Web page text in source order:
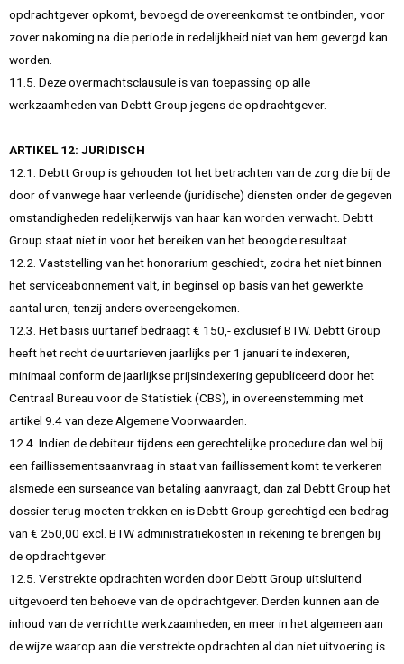
opdrachtgever opkomt, bevoegd de overeenkomst te ontbinden, voor
zover nakoming na die periode in redelijkheid niet van hem gevergd kan
worden.
11.5. Deze overmachtsclausule is van toepassing op alle
werkzaamheden van Debtt Group jegens de opdrachtgever.
ARTIKEL 12: JURIDISCH
12.1. Debtt Group is gehouden tot het betrachten van de zorg die bij de
door of vanwege haar verleende (juridische) diensten onder de gegeven
omstandigheden redelijkerwijs van haar kan worden verwacht. Debtt
Group staat niet in voor het bereiken van het beoogde resultaat.
12.2. Vaststelling van het honorarium geschiedt, zodra het niet binnen
het serviceabonnement valt, in beginsel op basis van het gewerkte
aantal uren, tenzij anders overeengekomen.
12.3. Het basis uurtarief bedraagt € 150,- exclusief BTW. Debtt Group
heeft het recht de uurtarieven jaarlijks per 1 januari te indexeren,
minimaal conform de jaarlijkse prijsindexering gepubliceerd door het
Centraal Bureau voor de Statistiek (CBS), in overeenstemming met
artikel 9.4 van deze Algemene Voorwaarden.
12.4. Indien de debiteur tijdens een gerechtelijke procedure dan wel bij
een faillissementsaanvraag in staat van faillissement komt te verkeren
alsmede een surseance van betaling aanvraagt, dan zal Debtt Group het
dossier terug moeten trekken en is Debtt Group gerechtigd een bedrag
van € 250,00 excl. BTW administratiekosten in rekening te brengen bij
de opdrachtgever.
12.5. Verstrekte opdrachten worden door Debtt Group uitsluitend
uitgevoerd ten behoeve van de opdrachtgever. Derden kunnen aan de
inhoud van de verrichtte werkzaamheden, en meer in het algemeen aan
de wijze waarop aan die verstrekte opdrachten al dan niet uitvoering is